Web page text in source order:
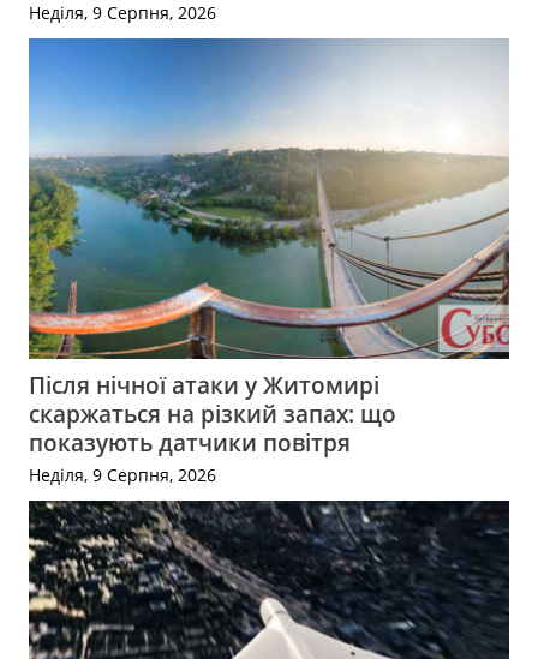
Неділя, 9 Серпня, 2026
Після нічної атаки у Житомирі
скаржаться на різкий запах: що
показують датчики повітря
Неділя, 9 Серпня, 2026